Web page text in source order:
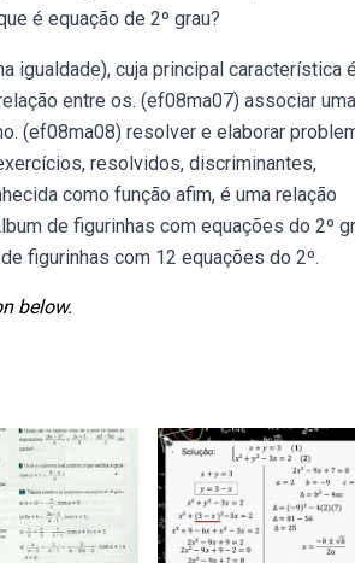
é equação de 2º grau?
igualdade), cuja principal característica
entre os. (ef08ma07) associar uma
(ef08ma08) resolver e elaborar
resolvidos, discriminantes,
como função afim, é uma relação
de figurinhas com equações do 2º
figurinhas com 12 equações do 2º.
below.